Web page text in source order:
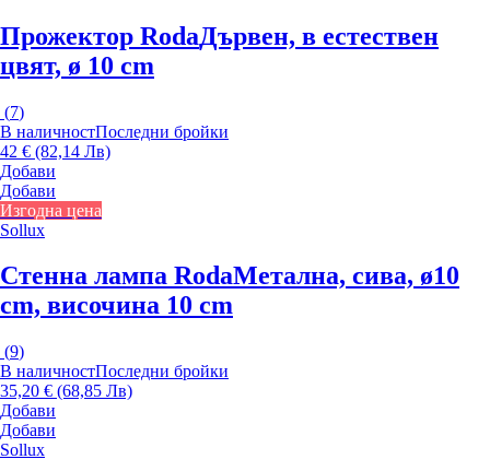
Прожектор RodaДървен, в естествен
цвят, ø 10 cm
(7)
В наличностПоследни бройки
42 € (82,14 Лв)
Добави
Добави
Изгодна цена
Sollux
Стенна лампа RodaМетална, сива, ø10
cm, височина 10 cm
(9)
В наличностПоследни бройки
35,20 € (68,85 Лв)
Добави
Добави
Sollux